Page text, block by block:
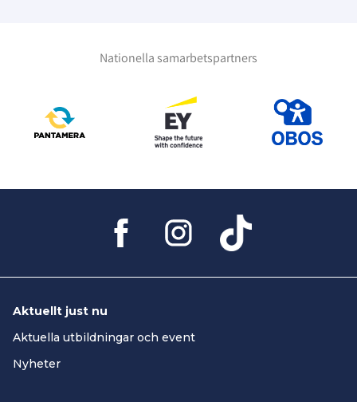
Nationella samarbetspartners
Aktuellt just nu
Aktuella utbildningar och event
Nyheter